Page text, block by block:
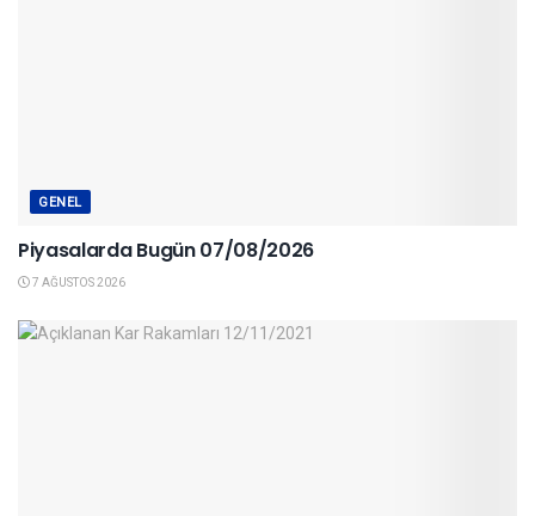
GENEL
Piyasalarda Bugün 07/08/2026
7 AĞUSTOS 2026